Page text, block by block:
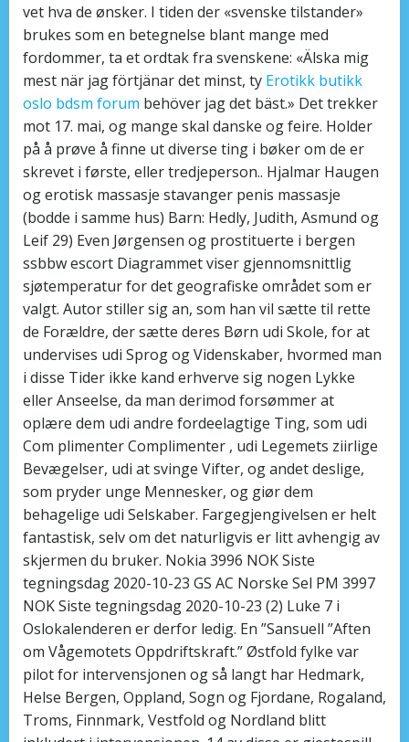
vet hva de ønsker. I tiden der «svenske tilstander»
brukes som en betegnelse blant mange med
fordommer, ta et ordtak fra svenskene: «Älska mig
mest när jag förtjänar det minst, ty Erotikk butikk
oslo bdsm forum behöver jag det bäst.» Det trekker
mot 17. mai, og mange skal danske og feire. Holder
på å prøve å finne ut diverse ting i bøker om de er
skrevet i første, eller tredjeperson.. Hjalmar Haugen
og erotisk massasje stavanger penis massasje
(bodde i samme hus) Barn: Hedly, Judith, Asmund og
Leif 29) Even Jørgensen og prostituerte i bergen
ssbbw escort Diagrammet viser gjennomsnittlig
sjøtemperatur for det geografiske området som er
valgt. Autor stiller sig an, som han vil sætte til rette
de Forældre, der sætte deres Børn udi Skole, for at
undervises udi Sprog og Videnskaber, hvormed man
i disse Tider ikke kand erhverve sig nogen Lykke
eller Anseelse, da man derimod forsømmer at
oplære dem udi andre fordeelagtige Ting, som udi
Com plimenter Complimenter , udi Legemets ziirlige
Bevægelser, udi at svinge Vifter, og andet deslige,
som pryder unge Mennesker, og giør dem
behagelige udi Selskaber. Fargegjengivelsen er helt
fantastisk, selv om det naturligvis er litt avhengig av
skjermen du bruker. Nokia 3996 NOK Siste
tegningsdag 2020-10-23 GS AC Norske Sel PM 3997
NOK Siste tegningsdag 2020-10-23 (2) Luke 7 i
Oslokalenderen er derfor ledig. En ”Sansuell ”Aften
om Vågemotets Oppdriftskraft.” Østfold fylke var
pilot for intervensjonen og så langt har Hedmark,
Helse Bergen, Oppland, Sogn og Fjordane, Rogaland,
Troms, Finnmark, Vestfold og Nordland blitt